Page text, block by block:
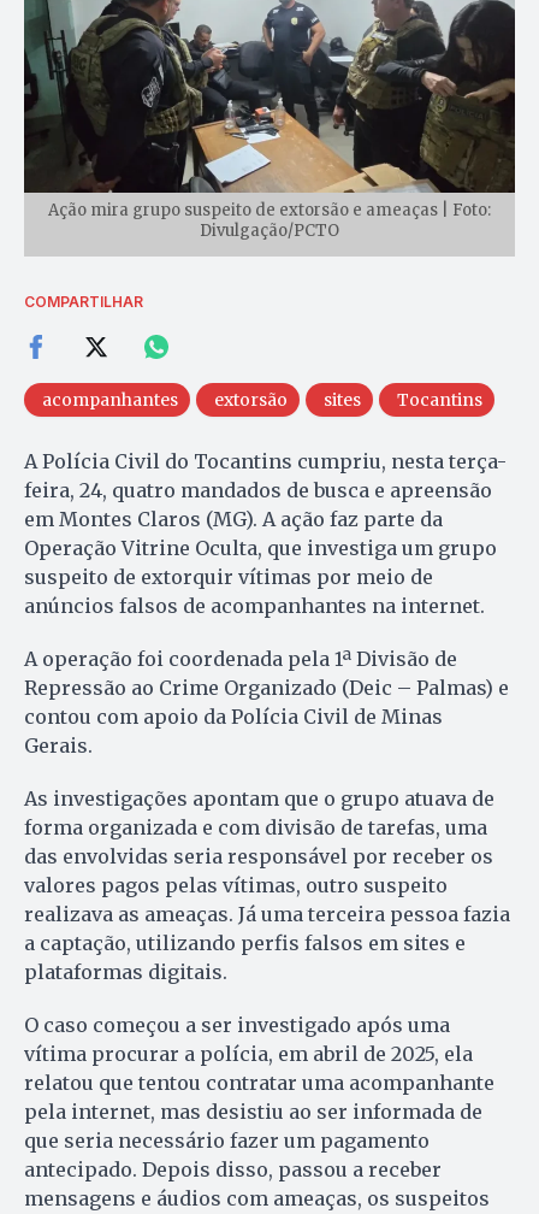
Ação mira grupo suspeito de extorsão e ameaças | Foto:
Divulgação/PCTO
COMPARTILHAR
acompanhantes extorsão sites Tocantins
A Polícia Civil do Tocantins cumpriu, nesta terça-
feira, 24, quatro mandados de busca e apreensão
em Montes Claros (MG). A ação faz parte da
Operação Vitrine Oculta, que investiga um grupo
suspeito de extorquir vítimas por meio de
anúncios falsos de acompanhantes na internet.
A operação foi coordenada pela 1ª Divisão de
Repressão ao Crime Organizado (Deic – Palmas) e
contou com apoio da Polícia Civil de Minas
Gerais.
As investigações apontam que o grupo atuava de
forma organizada e com divisão de tarefas, uma
das envolvidas seria responsável por receber os
valores pagos pelas vítimas, outro suspeito
realizava as ameaças. Já uma terceira pessoa fazia
a captação, utilizando perfis falsos em sites e
plataformas digitais.
O caso começou a ser investigado após uma
vítima procurar a polícia, em abril de 2025, ela
relatou que tentou contratar uma acompanhante
pela internet, mas desistiu ao ser informada de
que seria necessário fazer um pagamento
antecipado. Depois disso, passou a receber
mensagens e áudios com ameaças, os suspeitos